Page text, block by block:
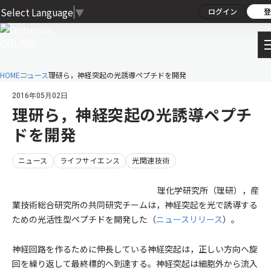
Select Language ▼ ログイン
HOMEニュース理研ら，神経突起の光誘導ペプチドを開発
2016年05月02日
理研ら，神経突起の光誘導ペプチ
ドを開発
ニュース ライフサイエンス 光関連技術
理化学研究所（理研），産
業技術総合研究所の共同研究チームは，神経突起を光で誘導する
ための光活性型ペプチドを開発した（ニュースリリース）。
神経回路を作るために伸長している神経突起は，正しい方向へ旋
回を繰り返して最終標的へ到達する。神経突起は細胞外から流入